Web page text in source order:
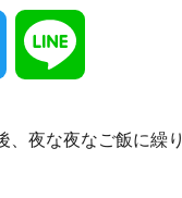
、夜な夜なご飯に繰り